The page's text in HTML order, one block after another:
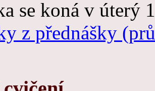
se koná v úterý
z přednášky